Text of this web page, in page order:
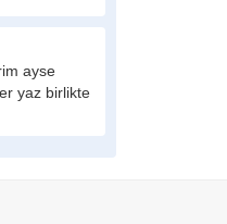
ayse
yaz birlikte